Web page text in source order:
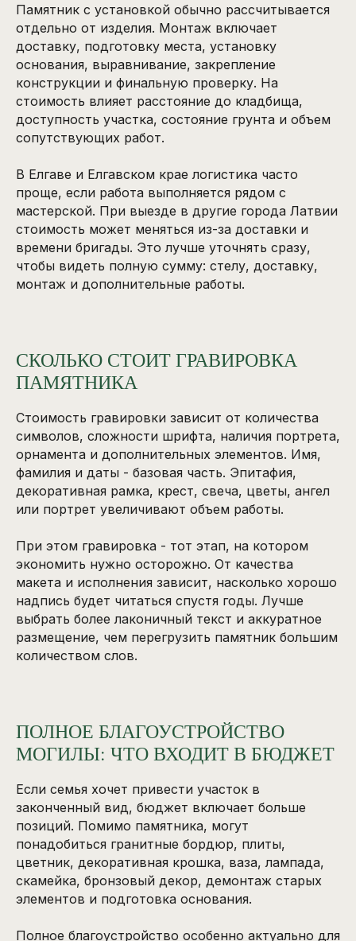
Памятник с установкой обычно рассчитывается
отдельно от изделия. Монтаж включает
доставку, подготовку места, установку
основания, выравнивание, закрепление
конструкции и финальную проверку. На
стоимость влияет расстояние до кладбища,
доступность участка, состояние грунта и объем
сопутствующих работ.
В Елгаве и Елгавском крае логистика часто
проще, если работа выполняется рядом с
мастерской. При выезде в другие города Латвии
стоимость может меняться из-за доставки и
времени бригады. Это лучше уточнять сразу,
чтобы видеть полную сумму: стелу, доставку,
монтаж и дополнительные работы.
СКОЛЬКО СТОИТ ГРАВИРОВКА
ПАМЯТНИКА
Стоимость гравировки зависит от количества
символов, сложности шрифта, наличия портрета,
орнамента и дополнительных элементов. Имя,
фамилия и даты - базовая часть. Эпитафия,
декоративная рамка, крест, свеча, цветы, ангел
или портрет увеличивают объем работы.
При этом гравировка - тот этап, на котором
экономить нужно осторожно. От качества
макета и исполнения зависит, насколько хорошо
надпись будет читаться спустя годы. Лучше
выбрать более лаконичный текст и аккуратное
размещение, чем перегрузить памятник большим
количеством слов.
ПОЛНОЕ БЛАГОУСТРОЙСТВО
МОГИЛЫ: ЧТО ВХОДИТ В БЮДЖЕТ
Если семья хочет привести участок в
законченный вид, бюджет включает больше
позиций. Помимо памятника, могут
понадобиться гранитные бордюр, плиты,
цветник, декоративная крошка, ваза, лампада,
скамейка, бронзовый декор, демонтаж старых
элементов и подготовка основания.
Полное благоустройство особенно актуально для